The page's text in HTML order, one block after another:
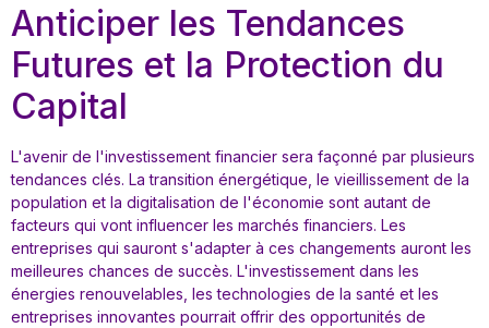
Anticiper les Tendances
Futures et la Protection du
Capital
L'avenir de l'investissement financier sera façonné par plusieurs
tendances clés. La transition énergétique, le vieillissement de la
population et la digitalisation de l'économie sont autant de
facteurs qui vont influencer les marchés financiers. Les
entreprises qui sauront s'adapter à ces changements auront les
meilleures chances de succès. L'investissement dans les
énergies renouvelables, les technologies de la santé et les
entreprises innovantes pourrait offrir des opportunités de